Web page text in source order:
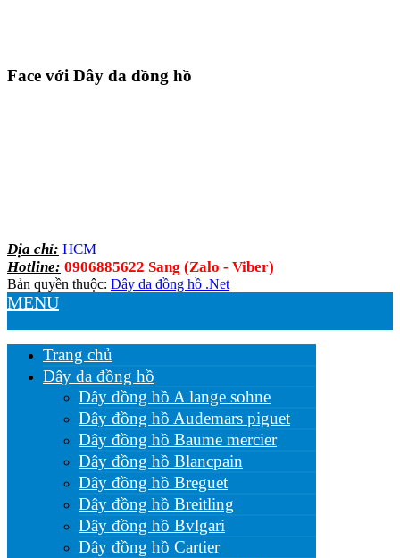
Face với Dây da đồng hồ
Địa chỉ: HCM
Hotline: 0906885622 Sang (Zalo - Viber)
Bản quyền thuộc: Dây da đồng hồ .Net
MENU
Trang chủ
Dây da đồng hồ
Dây đồng hồ A lange sohne
Dây đồng hồ Audemars piguet
Dây đồng hồ Baume mercier
Dây đồng hồ Blancpain
Dây đồng hồ Breguet
Dây đồng hồ Breitling
Dây đồng hồ Bvlgari
Dây đồng hồ Cartier